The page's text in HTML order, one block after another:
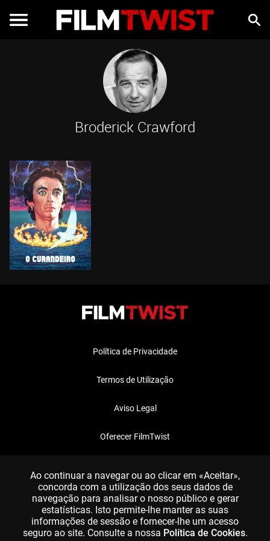
Broderick Crawford
Política de Privacidade
Termos de Utilização
Aviso Legal
Oferecer FilmTwist
Ao continuar a navegar ou ao clicar em «Aceitar»,
concorda com a utilização dos seus dados de
navegação para analisar o nosso público e gerar
estatísticas. Isto permite-lhe manter as suas
informações de sessão e fornecer-lhe um acesso
seguro ao site. Consulte a nossa Política de Cookies.